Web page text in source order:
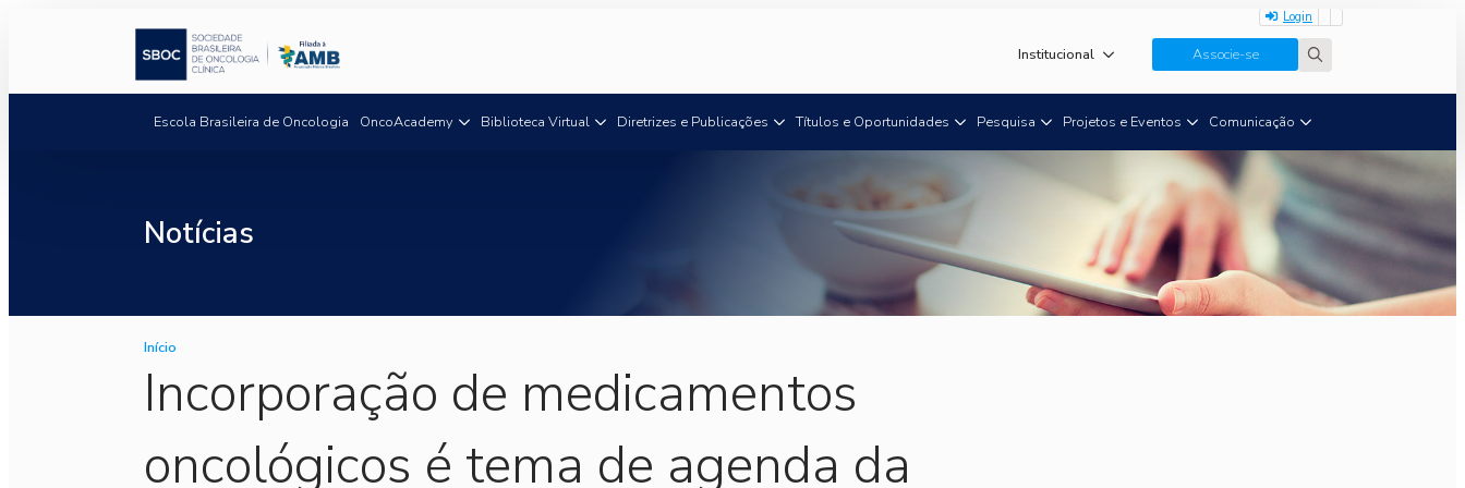
Login
Institucional Associe-se
Escola Brasileira de Oncologia OncoAcademy Biblioteca Virtual Diretrizes e Publicações Títulos e Oportunidades Pesquisa Projetos e Eventos Comunicação
Notícias
Início
Incorporação de medicamentos
oncológicos é tema de agenda da